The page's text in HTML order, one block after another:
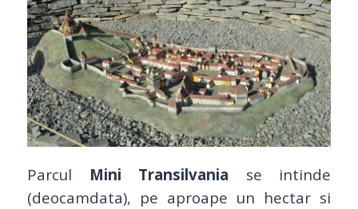
Parcul Mini Transilvania se intinde
(deocamdata), pe aproape un hectar si